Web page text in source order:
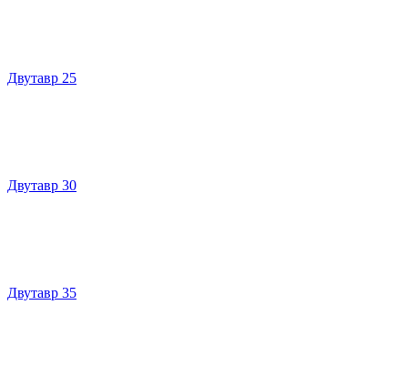
Двутавр 25
Двутавр 30
Двутавр 35